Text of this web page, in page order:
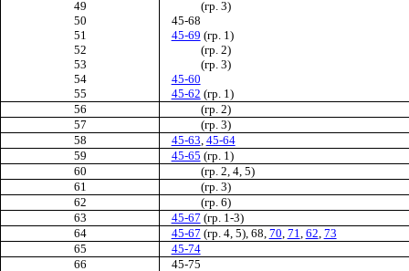
49
(гр. 3)
50
45-68
51
45-69 (гр. 1)
52
(гр. 2)
53
(гр. 3)
54
45-60
55
45-62 (гр. 1)
56
(гр. 2)
57
(гр. 3)
58
45-63, 45-64
59
45-65 (гр. 1)
60
(гр. 2, 4, 5)
61
(гр. 3)
62
(гр. 6)
63
45-67 (гр. 1-3)
64
45-67 (гр. 4, 5), 68, 70, 71, 62, 73
65
45-74
66
45-75